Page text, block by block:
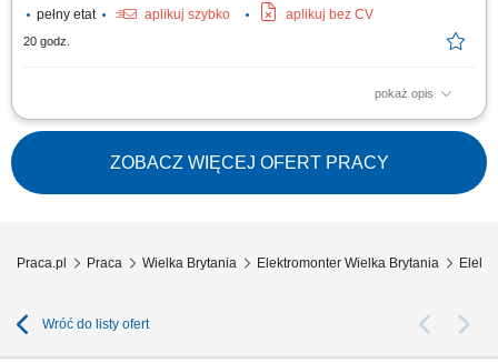
pełny etat
aplikuj szybko aplikuj bez CV
20 godz.
pokaż opis
Opis stanowiska: Prowadzenie bieżących prac serwisowych i
konserwacyjnych w zakresie instalacji zasilania oraz układów
pomiarowo-kontrolnych. Szybka diagnostyka, lokalizowanie przyczyn
usterek i naprawa aparatury AKPiA oraz podzespołów elektrycznych.
Wykonywanie planowych przeglądów...
ZOBACZ WIĘCEJ OFERT PRACY
Praca.pl Praca Wielka Brytania Elektromonter Wielka Brytania
Wróć do listy ofert